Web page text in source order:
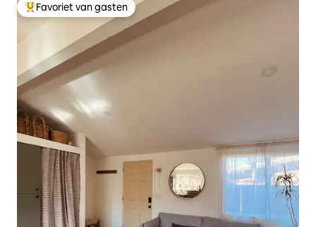
Topfavoriet van gasten
Favoriet van gasten